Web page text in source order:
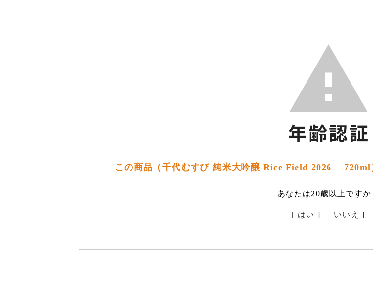
この商品（千代むすび 純米大吟醸 Rice Field 2026 720ml
あなたは20歳以上ですか
[ はい ] [ いいえ ]